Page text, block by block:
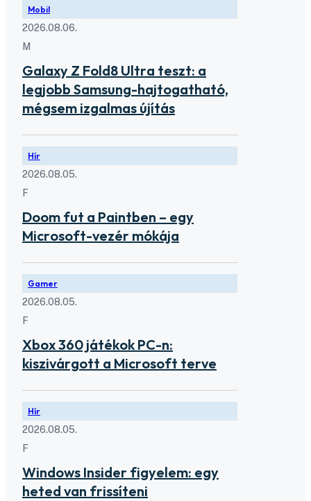
Mobil
2026.08.06.
M
Galaxy Z Fold8 Ultra teszt: a
legjobb Samsung-hajtogatható,
mégsem izgalmas újítás
Hír
2026.08.05.
F
Doom fut a Paintben – egy
Microsoft-vezér mókája
Gamer
2026.08.05.
F
Xbox 360 játékok PC-n:
kiszivárgott a Microsoft terve
Hír
2026.08.05.
F
Windows Insider figyelem: egy
heted van frissíteni